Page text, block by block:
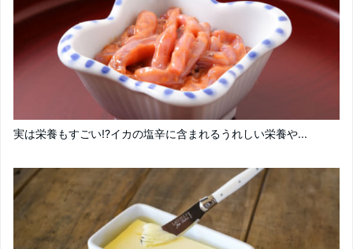
実は栄養もすごい!?イカの塩辛に含まれるうれしい栄養や...